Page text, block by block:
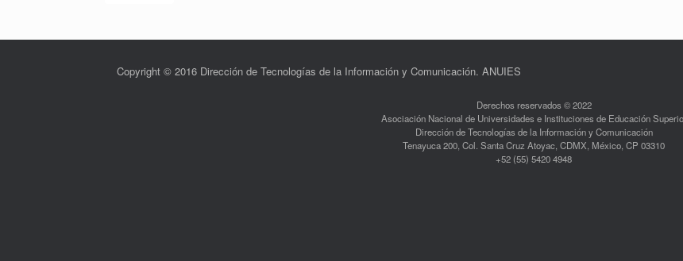
Copyright © 2016 Dirección de Tecnologías de la Información y Comunicación. ANUIES
Derechos reservados © 2022
Asociación Nacional de Universidades e Instituciones de Educación
Dirección de Tecnologías de la Información y Comunicación
Tenayuca 200, Col. Santa Cruz Atoyac, CDMX, México, CP 03310
+52 (55) 5420 4948